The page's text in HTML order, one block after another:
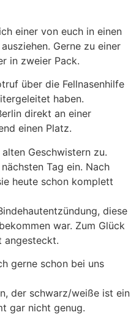
einer von euch in einen
Gerne zu einer
in zweier Pack.
über die Fellnasenhilfe
haben.
direkt an einer
einen Platz.
Geschwistern zu.
Tag ein. Nach
heute schon komplett
diese
war. Zum Glück
angesteckt.
gerne schon bei uns
der schwarz/weiße ist ein
gar nicht genug.